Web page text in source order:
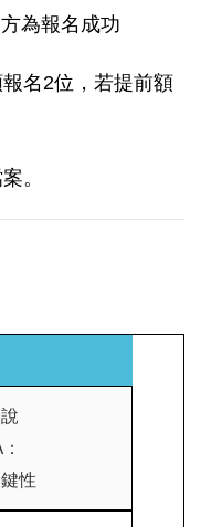
為報名成功
名2位，若提前額
。
性